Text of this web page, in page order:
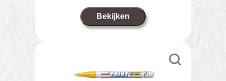
Bekijken